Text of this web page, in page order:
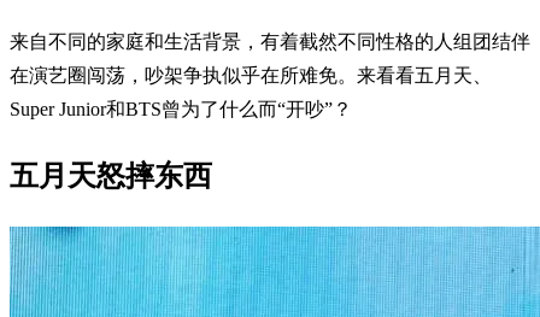
来自不同的家庭和生活背景，有着截然不同性格的人组团结伴
在演艺圈闯荡，吵架争执似乎在所难免。来看看五月天、
Super Junior和BTS曾为了什么而“开吵”？
五月天怒摔东西